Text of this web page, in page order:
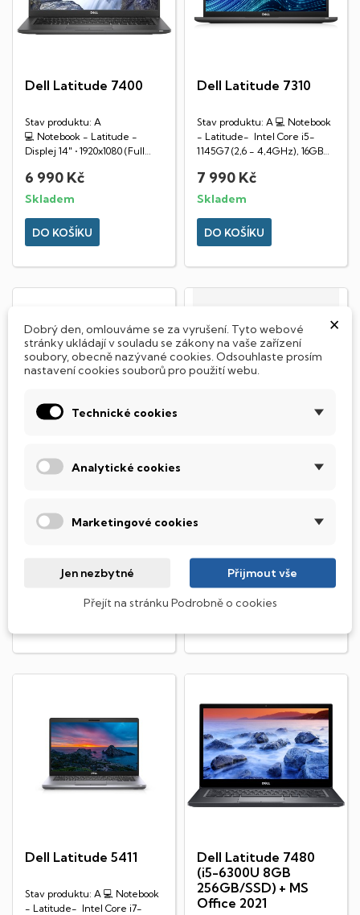
Dell Latitude 7400
Stav produktu: A
💻 Notebook - Latitude -
Displej 14" • 1920x1080 (Full
6 990 Kč
Skladem
DO KOŠÍKU
Dell Latitude 7310
Stav produktu: A 💻 Notebook
- Latitude- Intel Core i5-
1145G7 (2,6 - 4,4GHz), 16GB
7 990 Kč
Skladem
DO KOŠÍKU
Dell Latitude 5520
- Latitude- Intel Core i5-
- Latitude- Intel Core i5-
11 990 Kč
Skladem
Dell Latitude 5411
Stav produktu: A 💻 Notebook
- Latitude- Intel Core i7-
Dell Latitude 7480
(i5-6300U 8GB
256GB/SSD) + MS
Office 2021
×
Dobrý den, omlouváme se za vyrušení. Tyto webové
stránky ukládají v souladu se zákony na vaše zařízení
soubory, obecně nazývané cookies. Odsouhlaste prosím
nastavení cookies souborů pro použití webu.
Technické cookies
Analytické cookies
Marketingové cookies
Jen nezbytné Přijmout vše
Přejít na stránku Podrobně o cookies